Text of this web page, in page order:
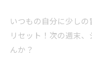
いつもの自分に少し
リセット！次の週末
んか？